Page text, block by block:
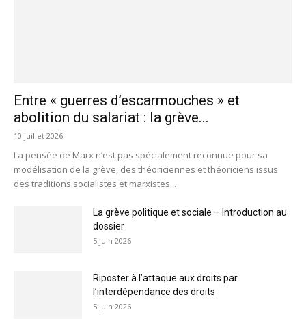
Entre « guerres d’escarmouches » et
abolition du salariat : la grève...
10 juillet 2026
La pensée de Marx n’est pas spécialement reconnue pour sa
modélisation de la grève, des théoriciennes et théoriciens issus
des traditions socialistes et marxistes...
La grève politique et sociale – Introduction au
dossier
5 juin 2026
Riposter à l’attaque aux droits par
l’interdépendance des droits
5 juin 2026